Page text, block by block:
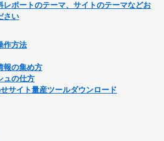
レポートのテーマ、サイトのテーマなどお
さい
作方法
報の集め方
ュの仕方
サイト量産ツールダウンロード